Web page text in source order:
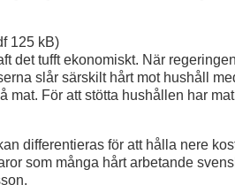
125 kB)
det tufft ekonomiskt. När
slår särskilt hårt mot hushåll
mat. För att stötta hushållen har
differentieras för att hålla nere
som många hårt arbetande